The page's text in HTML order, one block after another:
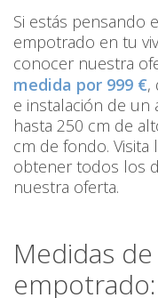
Si estás pensando
empotrado en tu
conocer nuestra
medida por 999 €,
e instalación de un
hasta 250 cm de
cm de fondo. Visita
obtener todos los
nuestra oferta.
Medidas